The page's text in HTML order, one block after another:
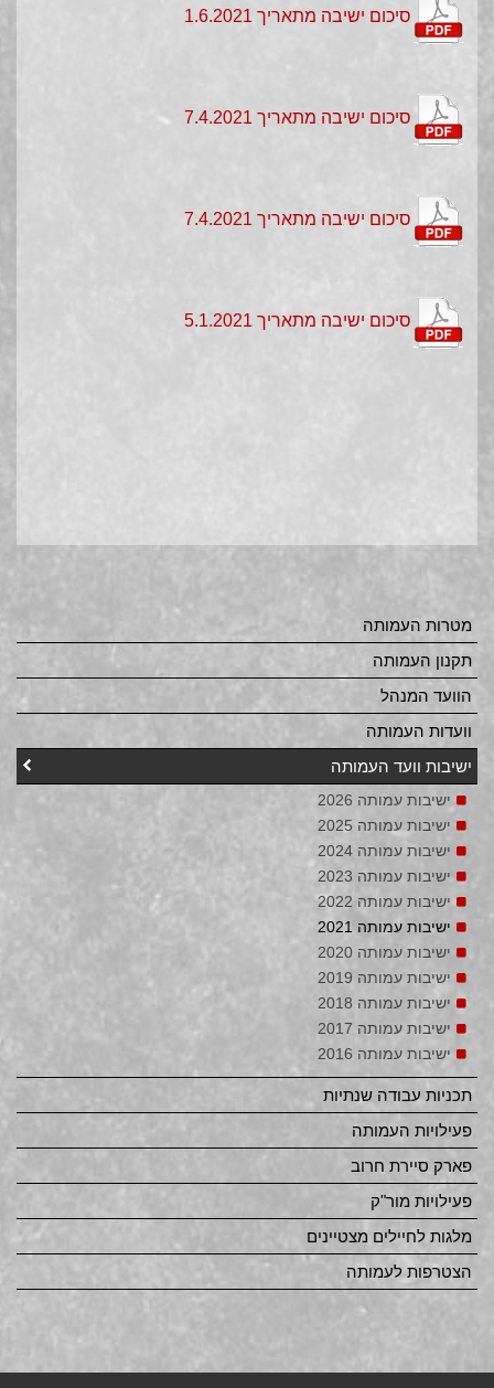
מטרות העמותה
תקנון העמותה
הוועד המנהל
וועדות העמותה
ישיבות וועד העמותה
ישיבות עמותה 2026
ישיבות עמותה 2025
ישיבות עמותה 2024
ישיבות עמותה 2023
ישיבות עמותה 2022
ישיבות עמותה 2021
ישיבות עמותה 2020
ישיבות עמותה 2019
ישיבות עמותה 2018
ישיבות עמותה 2017
ישיבות עמותה 2016
תכניות עבודה שנתיות
פעילויות העמותה
פארק סיירת חרוב
פעילויות מור"ק
מלגות לחיילים מצטיינים
הצטרפות לעמותה
סיכום ישיבה מתאריך 1.6.2021
סיכום ישיבה מתאריך 7.4.2021
סיכום ישיבה מתאריך 7.4.2021
סיכום ישיבה מתאריך 5.1.2021